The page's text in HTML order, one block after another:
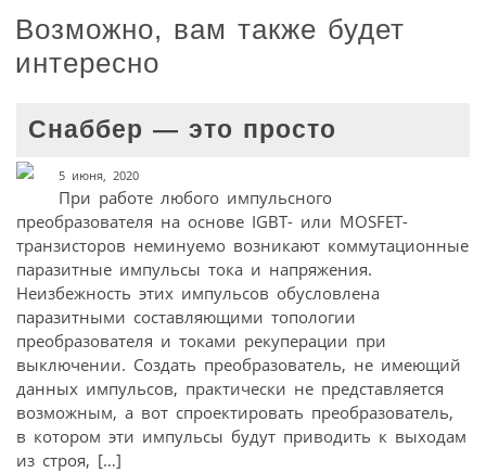
Возможно, вам также будет
интересно
Снаббер — это просто
5 июня, 2020
При работе любого импульсного
преобразователя на основе IGBT- или MOSFET-
транзисторов неминуемо возникают коммутационные
паразитные импульсы тока и напряжения.
Неизбежность этих импульсов обусловлена
паразитными составляющими топологии
преобразователя и токами рекуперации при
выключении. Создать преобразователь, не имеющий
данных импульсов, практически не представляется
возможным, а вот спроектировать преобразователь,
в котором эти импульсы будут приводить к выходам
из строя, […]